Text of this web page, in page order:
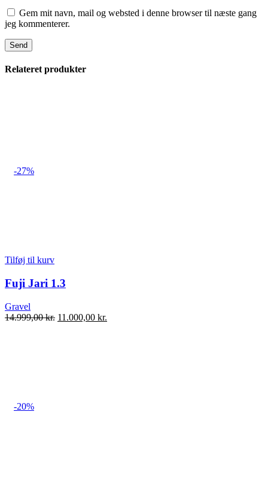
Gem mit navn, mail og websted i denne browser til næste gang
jeg kommenterer.
Relateret produkter
-27%
Tilføj til kurv
Fuji Jari 1.3
Gravel
14.999,00kr. Den
11.000,00 kr.
-20%